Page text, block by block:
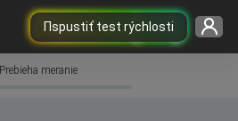
Пspustiť test rýchlosti
Prebieha meranie